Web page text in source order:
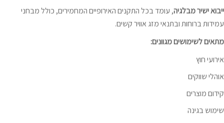
ייבוא ישיר מבלגיה, עומד בכל התקנים האירופיים המחמירים, כולל מבחני
עמידות ברוחות ובתנאי מזג אוויר קשים.
מתאים לשימושים מגוונים:
אירועי חוץ
אוהלי שווקים
קידום מוצרים
שימוש בגינה